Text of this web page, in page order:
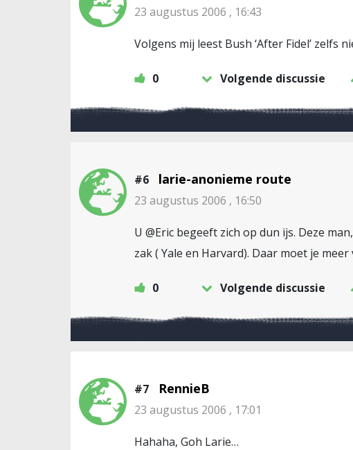
23 augustus 2006 , 16:43
Volgens mij leest Bush ‘After Fidel’ zelfs
0 Volgende discussie
#6 larie-anonieme route
23 augustus 2006 , 16:50
U @Eric begeeft zich op dun ijs. Deze
zak ( Yale en Harvard). Daar moet je
0 Volgende discussie
#7 RennieB
23 augustus 2006 , 17:01
Hahaha, Goh Larie…